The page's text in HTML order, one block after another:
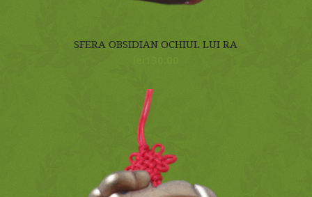
SFERA OBSIDIAN OCHIUL LUI RA